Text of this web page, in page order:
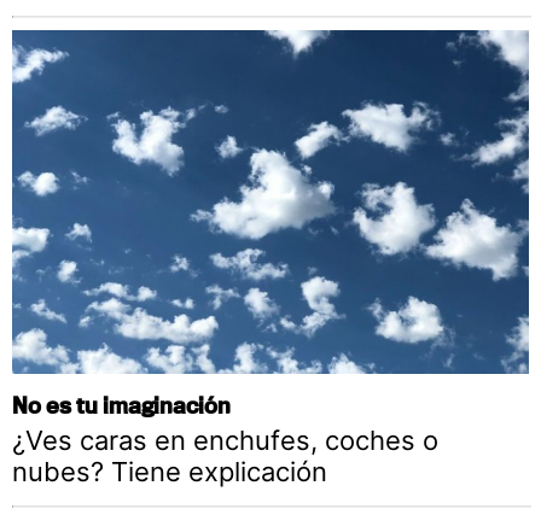
No es tu imaginación
¿Ves caras en enchufes, coches o
nubes? Tiene explicación